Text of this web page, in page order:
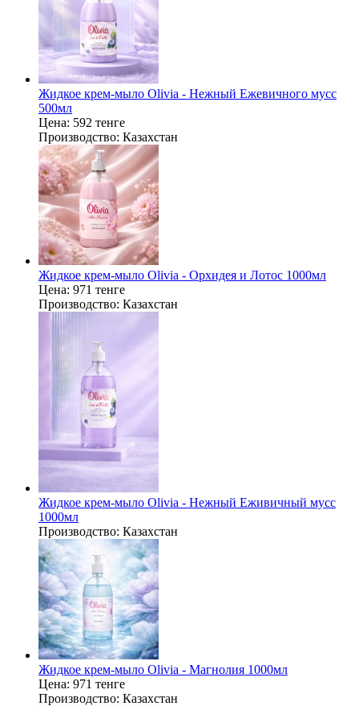
Жидкое крем‑мыло Olivia - Нежный Ежевичного мусс
500мл
Цена: 592 тенге
Производство: Казахстан
Жидкое крем-мыло Olivia - Орхидея и Лотос 1000мл
Цена: 971 тенге
Производство: Казахстан
Жидкое крем-мыло Olivia - Нежный Еживичный мусс
1000мл
Производство: Казахстан
Жидкое крем-мыло Olivia - Магнолия 1000мл
Цена: 971 тенге
Производство: Казахстан